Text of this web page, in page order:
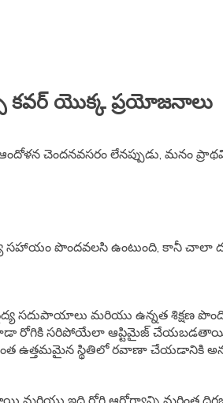
కవర్ యొక్క ప్రయోజనాలు
చెందనవసరం లేనప్పుడు, మనం ప్రాథమిక
సహాయం పొందవలసి ఉంటుంది, కానీ చాలా
సదుపాయాలు మరియు ఉన్నత శిక్షణ
రోగికి సరిపోయేలా ఆప్టిమైజ్ చేయబడతాయి.
ఉత్తమమైన స్థితిలో రవాణా చేయడానికి